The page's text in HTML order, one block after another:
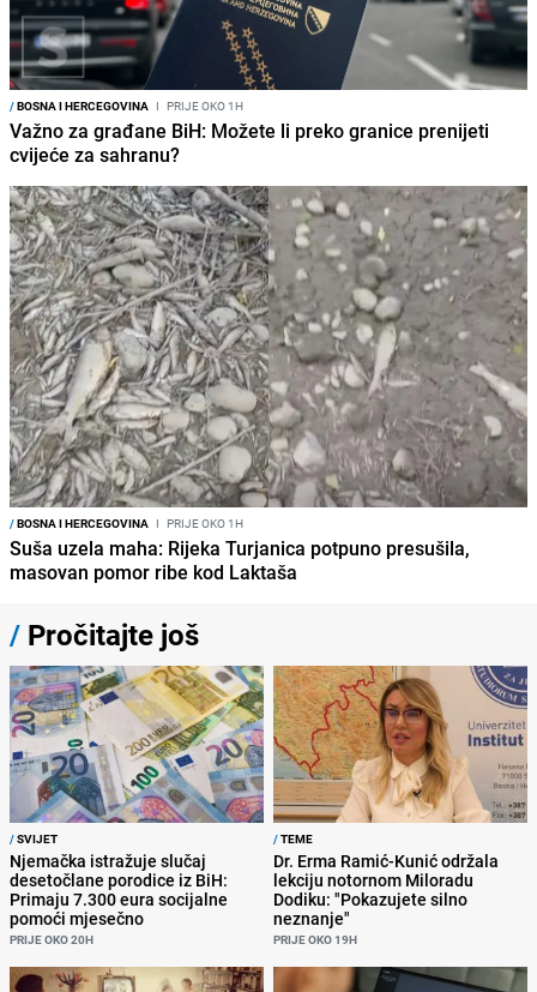
/BOSNA I HERCEGOVINA I PRIJE OKO 1H
Važno za građane BiH: Možete li preko granice prenijeti
cvijeće za sahranu?
/BOSNA I HERCEGOVINA I PRIJE OKO 1H
Suša uzela maha: Rijeka Turjanica potpuno presušila,
masovan pomor ribe kod Laktaša
/ Pročitajte još
/SVIJET
Njemačka istražuje slučaj
desetočlane porodice iz BiH:
Primaju 7.300 eura socijalne
pomoći mjesečno
PRIJE OKO 20H
/TEME
Dr. Erma Ramić-Kunić održala
lekciju notornom Miloradu
Dodiku: "Pokazujete silno
neznanje"
PRIJE OKO 19H